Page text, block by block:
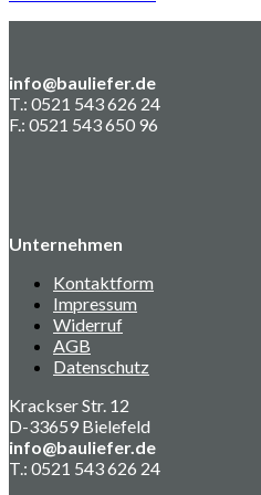
info@bauliefer.de
T.: 0521 543 626 24
F.: 0521 543 650 96
Unternehmen
Kontaktform
Impressum
Widerruf
AGB
Datenschutz
Krackser Str. 12
D-33659 Bielefeld
info@bauliefer.de
T.: 0521 543 626 24